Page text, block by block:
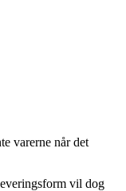
varerne når det
vil dog